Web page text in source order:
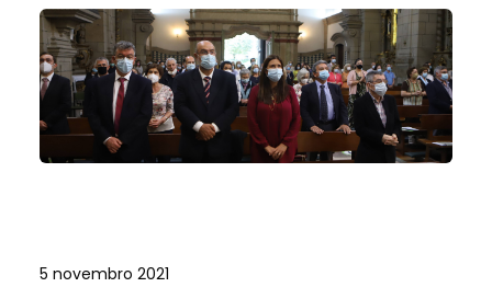
5 novembro 2021